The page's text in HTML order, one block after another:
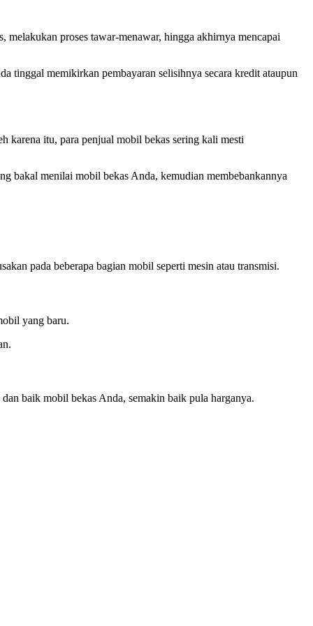
proses tawar-menawar, hingga akhirnya mencapai
tinggal memikirkan pembayaran selisihnya secara kredit ataupun
karena itu, para penjual mobil bekas sering kali mesti
bakal menilai mobil bekas Anda, kemudian membebankannya
pada beberapa bagian mobil seperti mesin atau transmisi.
yang baru.
baik mobil bekas Anda, semakin baik pula harganya.